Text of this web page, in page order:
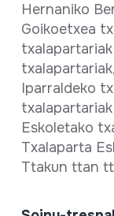
Hernaniko
Goikoetxea
Iparraldeko
Eskoletako
Txalaparta
Ttakun ttan